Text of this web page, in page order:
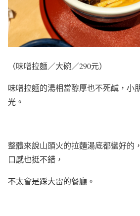
（味噌拉麵／大碗／290元）
味噌拉麵的湯相當醇厚也不死鹹，小
光。
整體來說山頭火的拉麵湯底都蠻好的
口感也挺不錯，
不太會是踩大雷的餐廳。